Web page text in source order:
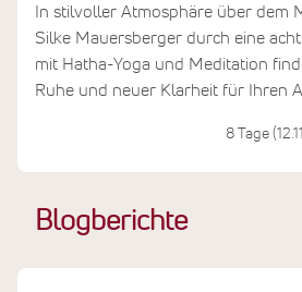
Blogberichte
In stilvoller Atmosphäre über dem
Silke Mauersberger durch eine
mit Hatha-Yoga und Meditation
Ruhe und neuer Klarheit für Ihren
8 Tage